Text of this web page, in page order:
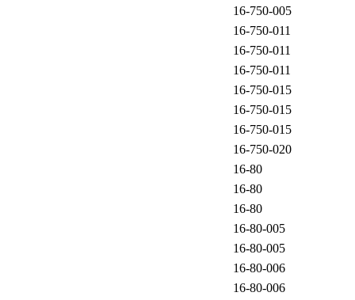
16-750-005
16-750-011
16-750-011
16-750-011
16-750-015
16-750-015
16-750-015
16-750-020
16-80
16-80
16-80
16-80-005
16-80-005
16-80-006
16-80-006